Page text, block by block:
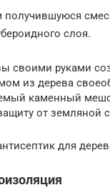
получившуюся
слоя.
своими руками
из дерева
каменный
от земляной
для